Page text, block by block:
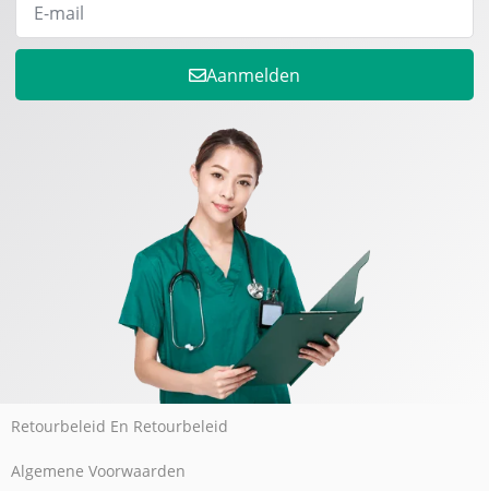
Aanmelden
Retourbeleid En Retourbeleid
Algemene Voorwaarden